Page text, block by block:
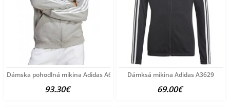
Dámska pohodlná mikina Adidas A6146
93.30€
Dámksá mikina Adidas A3629
69.00€